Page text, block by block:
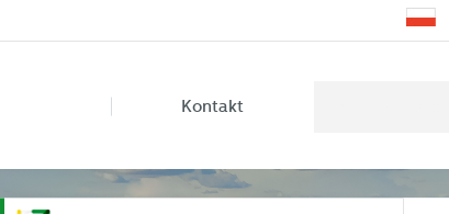
Kontakt